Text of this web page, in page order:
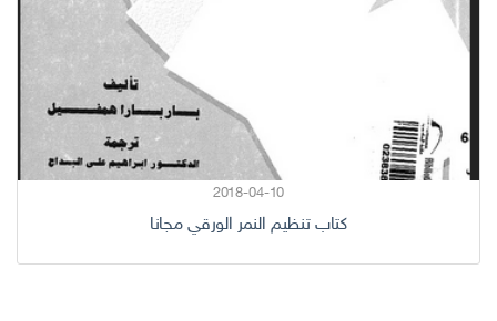
2018-04-10
كتاب تنظيم النمر الورقي مجانا